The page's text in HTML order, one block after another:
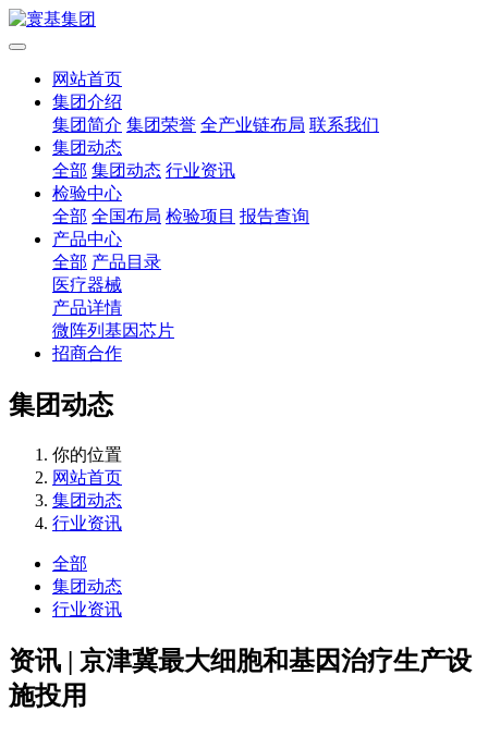
网站首页
集团介绍
集团简介 集团荣誉 全产业链布局 联系我们
集团动态
全部 集团动态 行业资讯
检验中心
全部 全国布局 检验项目 报告查询
产品中心
全部 产品目录
医疗器械
产品详情
微阵列基因芯片
招商合作
集团动态
你的位置
网站首页
集团动态
行业资讯
全部
集团动态
行业资讯
资讯 | 京津冀最大细胞和基因治疗生产设
施投用